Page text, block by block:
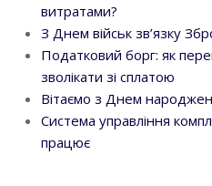
витратами?
З Днем військ зв’язку
Податковий борг: як
зволікати зі сплатою
Вітаємо з Днем
Система управління
працює